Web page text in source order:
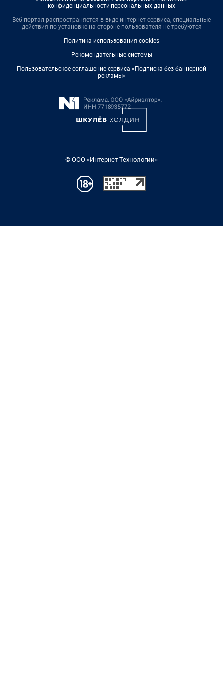
конфиденциальности персональных данных
Веб-портал распространяется в виде интернет-сервиса, специальные
действия по установке на стороне пользователя не требуются
Политика использования cookies
Рекомендательные системы
Пользовательское соглашение сервиса «Подписка без баннерной
рекламы»
© ООО «Интернет Технологии»